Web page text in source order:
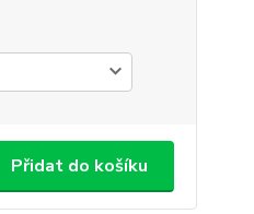
Přidat do košíku